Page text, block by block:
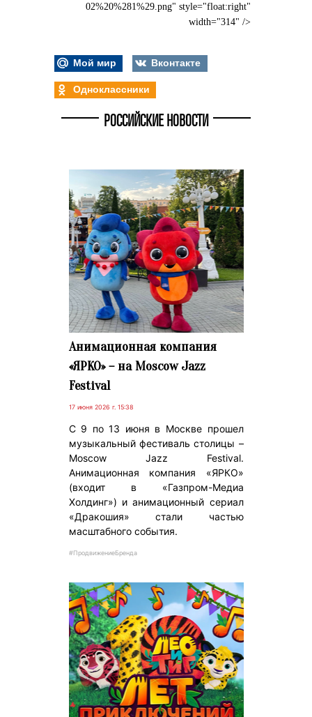
02%20%281%29.png" style="float:right"
width="314" />
Мой мир
Вконтакте
Одноклассники
РОССИЙСКИЕ НОВОСТИ
Анимационная компания
«ЯРКО» – на Moscow Jazz
Festival
17 июня 2026 г. 15:38
C 9 по 13 июня в Москве прошел
музыкальный фестиваль столицы –
Moscow Jazz Festival.
Анимационная компания «ЯРКО»
(входит в «Газпром-Медиа
Холдинг») и анимационный сериал
«Дракошия» стали частью
масштабного события.
#ПродвижениеБренда